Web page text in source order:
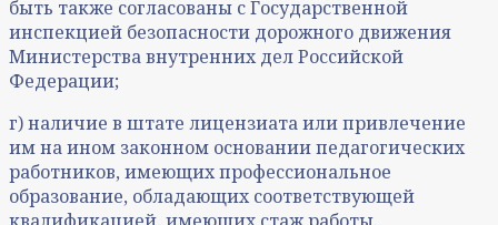
быть также согласованы с Государственной
инспекцией безопасности дорожного движения
Министерства внутренних дел Российской
Федерации;
г) наличие в штате лицензиата или привлечение
им на ином законном основании педагогических
работников, имеющих профессиональное
образование, обладающих соответствующей